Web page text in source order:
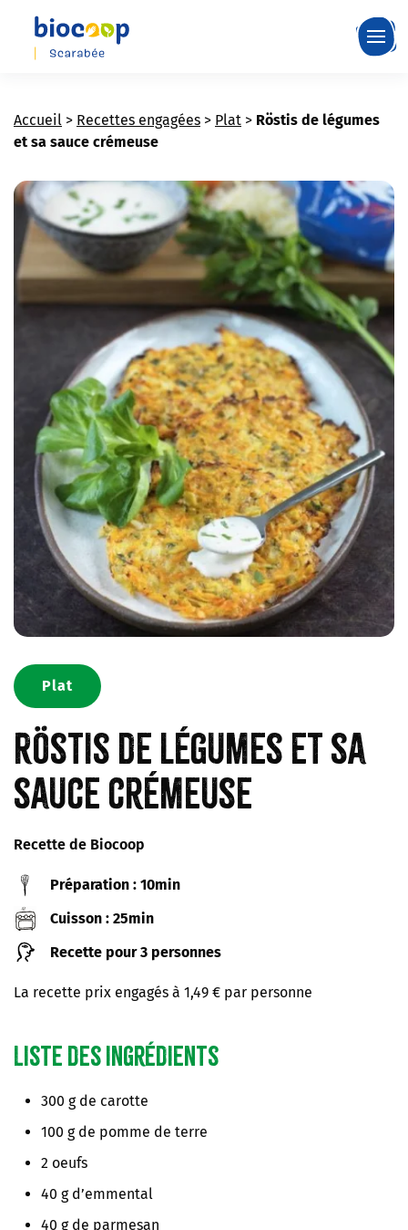
Skip
content
Accueil > Recettes engagées > Plat > Röstis de légumes
et sa sauce crémeuse
Plat
Röstis de légumes et sa
sauce crémeuse
Recette de Biocoop
Préparation : 10min
Cuisson : 25min
Recette pour 3 personnes
La recette prix engagés à 1,49 € par personne
Liste des ingrédients
300 g de carotte
100 g de pomme de terre
2 oeufs
40 g d’emmental
40 g de parmesan